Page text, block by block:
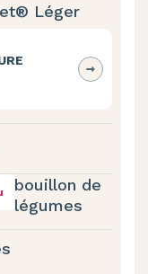
Léger
bouillon de
légumes